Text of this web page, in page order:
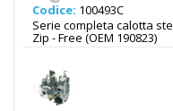
Codice: 100493C
Serie completa calotta
Zip - Free (OEM 190823)